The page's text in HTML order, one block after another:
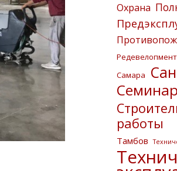
Охрана
Редевелопмент
Самара
работы
Тамбов